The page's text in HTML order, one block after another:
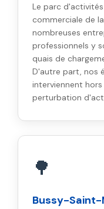
Le parc
commerciale de
nombreuses
professionnels y
quais de
D'autre part, nos
interviennent
perturbation
🌳
Bussy-